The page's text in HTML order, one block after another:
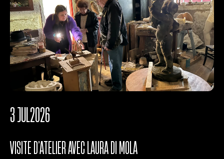
VISITE D’ATELIER AVEC LAURA DI MOLA
3 JUL2026